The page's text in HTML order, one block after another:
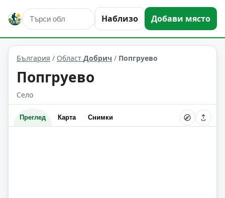
Наблизо Добави място
Попгруево Област: Добрич
България / Област Добрич / Попгруево
Попгруево
Село
Преглед Карта Снимки